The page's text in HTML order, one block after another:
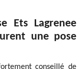
Ets Lagrenee
une pose
conseillé de